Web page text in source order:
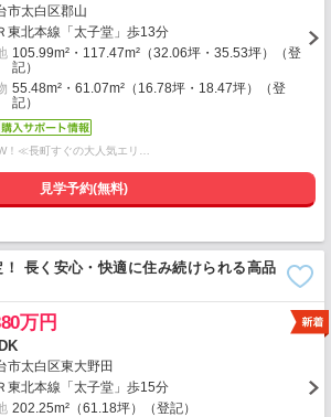
市太白区郡山
東北本線「太子堂」歩13分
105.99m²・117.47m²（32.06坪・35.53坪）（登
記）
55.48m²・61.07m²（16.78坪・18.47坪）（登
記）
！≪長町すぐの大人気エリ…
見学予約(無料)
長く安心・快適に住み続けられる高品
万円
市太白区東大野田
東北本線「太子堂」歩15分
202.25m²（61.18坪）（登記）